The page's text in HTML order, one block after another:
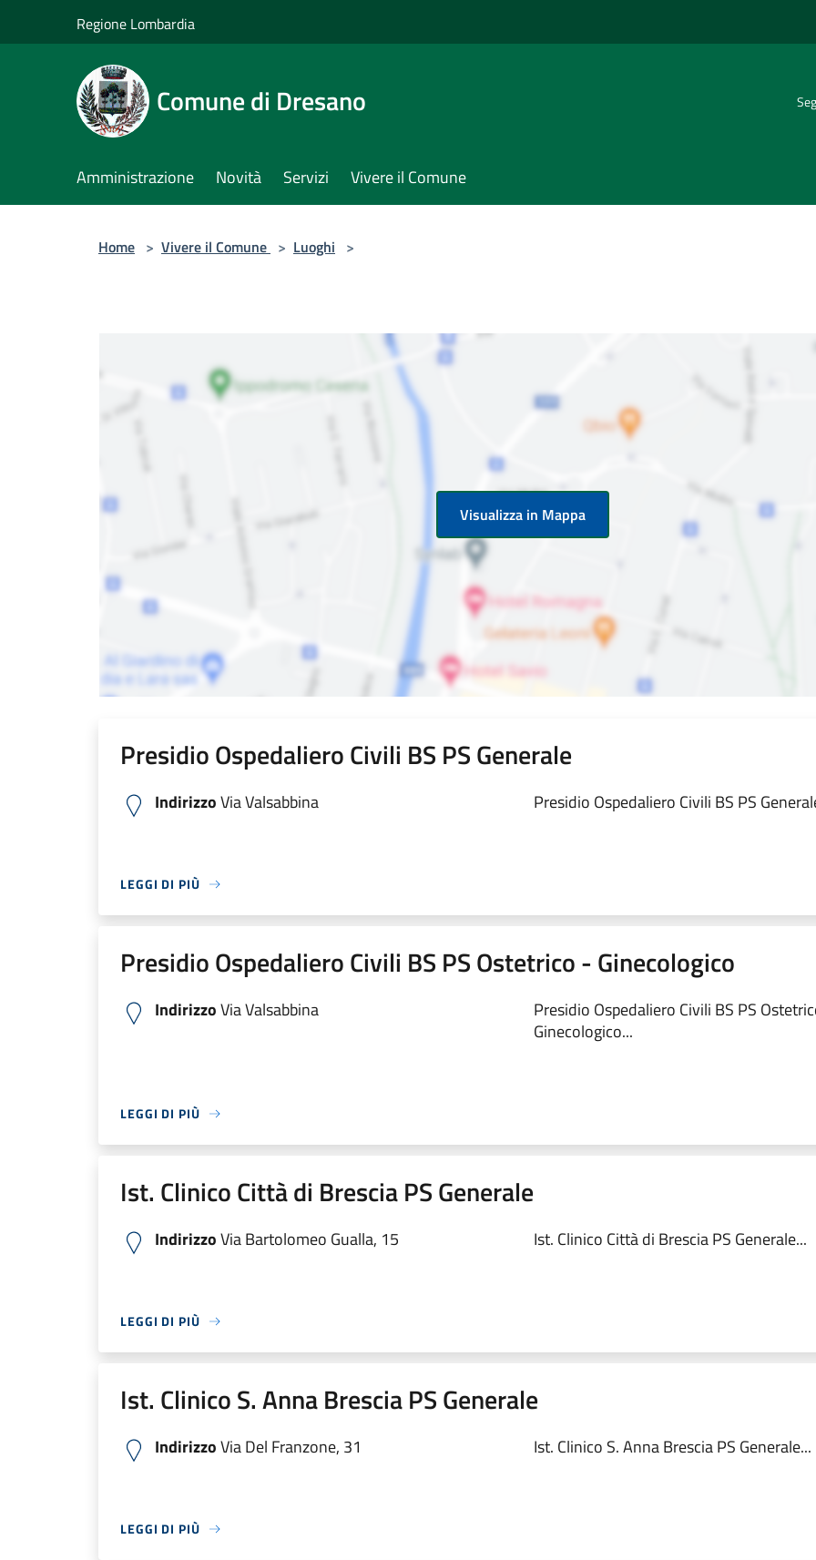
Regione Lombardia
Comune di Dresano
Amministrazione Novità Servizi Vivere il Comune
Home > Vivere il Comune > Luoghi >
Visualizza in Mappa
Presidio Ospedaliero Civili BS PS Generale
IndirizzoVia Valsabbina Presidio Ospedaliero Civili BS PS
LEGGI DI PIÙ
Presidio Ospedaliero Civili BS PS Ostetrico - Ginecologico
IndirizzoVia Valsabbina
Presidio Ospedaliero Civili BS PS
Ginecologico...
LEGGI DI PIÙ
Ist. Clinico Città di Brescia PS Generale
IndirizzoVia Bartolomeo Gualla, 15 Ist. Clinico Città di Brescia PS Generale...
LEGGI DI PIÙ
Ist. Clinico S. Anna Brescia PS Generale
IndirizzoVia Del Franzone, 31 Ist. Clinico S. Anna Brescia PS Generale...
LEGGI DI PIÙ